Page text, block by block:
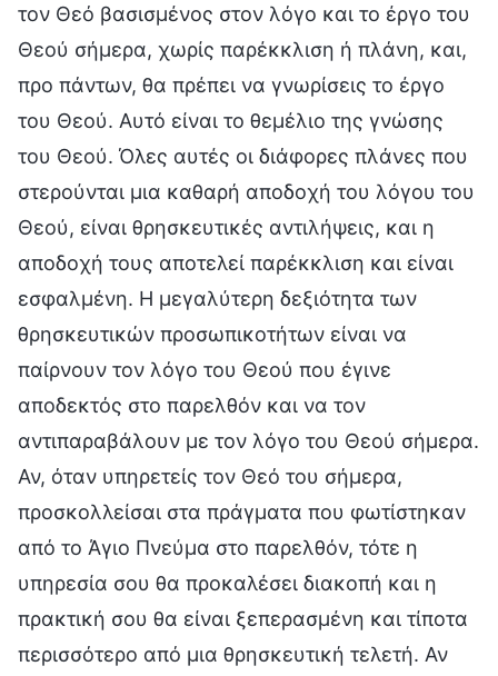
τον Θεό βασισμένος στον λόγο και το έργο του
Θεού σήμερα, χωρίς παρέκκλιση ή πλάνη, και,
προ πάντων, θα πρέπει να γνωρίσεις το έργο
του Θεού. Αυτό είναι το θεμέλιο της γνώσης
του Θεού. Όλες αυτές οι διάφορες πλάνες που
στερούνται μια καθαρή αποδοχή του λόγου του
Θεού, είναι θρησκευτικές αντιλήψεις, και η
αποδοχή τους αποτελεί παρέκκλιση και είναι
εσφαλμένη. Η μεγαλύτερη δεξιότητα των
θρησκευτικών προσωπικοτήτων είναι να
παίρνουν τον λόγο του Θεού που έγινε
αποδεκτός στο παρελθόν και να τον
αντιπαραβάλουν με τον λόγο του Θεού σήμερα.
Αν, όταν υπηρετείς τον Θεό του σήμερα,
προσκολλείσαι στα πράγματα που φωτίστηκαν
από το Άγιο Πνεύμα στο παρελθόν, τότε η
υπηρεσία σου θα προκαλέσει διακοπή και η
πρακτική σου θα είναι ξεπερασμένη και τίποτα
περισσότερο από μια θρησκευτική τελετή. Αν